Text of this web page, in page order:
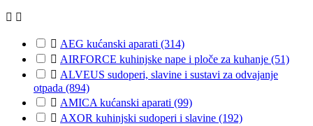
 
 AEG kućanski aparati (314)
 AIRFORCE kuhinjske nape i ploče za kuhanje (51)
 ALVEUS sudoperi, slavine i sustavi za odvajanje
otpada (894)
 AMICA kućanski aparati (99)
 AXOR kuhinjski sudoperi i slavine (192)